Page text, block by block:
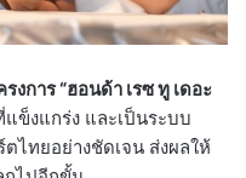
งการ “ฮอนด้า เรซ ทู เดอะ
ข็งแกร่ง และเป็นระบบ
ไทยอย่างชัดเจน ส่งผลให้